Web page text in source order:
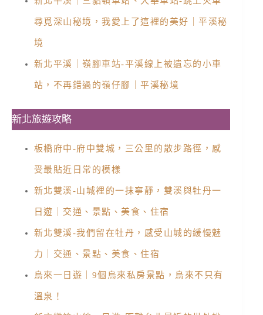
尋覓深山秘境，我愛上了這裡的美好｜平溪秘
境
新北平溪｜嶺腳車站-平溪線上被遺忘的小車
站，不再錯過的嶺仔腳｜平溪秘境
新北旅遊攻略
板橋府中-府中雙城，三公里的散步路徑，感
受最貼近日常的模樣
新北雙溪-山城裡的一抹寧靜，雙溪與牡丹一
日遊｜交通、景點、美食、住宿
新北雙溪-我們留在牡丹，感受山城的緩慢魅
力｜交通、景點、美食、住宿
烏來一日遊｜9個烏來私房景點，烏來不只有
溫泉！